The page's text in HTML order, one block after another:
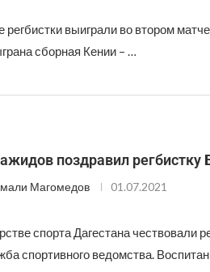
регбистки выиграли во втором
сборная Кении – …
поздравил регбистку
Магомедов 01.07.2021
спорта Дагестана чествовали
спортивного ведомства.